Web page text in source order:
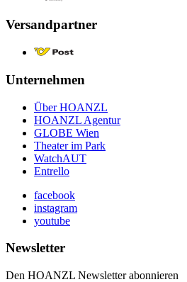
Versandpartner
Unternehmen
Über HOANZL
HOANZL Agentur
GLOBE Wien
Theater im Park
WatchAUT
Entrello
facebook
instagram
youtube
Newsletter
Den HOANZL Newsletter abonnieren